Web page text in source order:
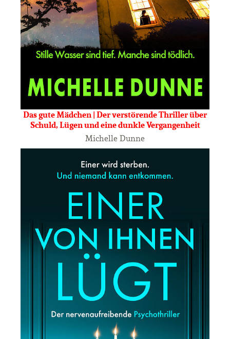
Das gute Mädchen | Der verstörende Thriller über
Schuld, Lügen und eine dunkle Vergangenheit
Michelle Dunne